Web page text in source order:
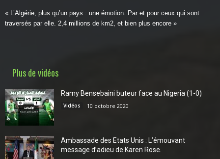
« L’Algérie, plus qu’un pays : une émotion. Par et pour ceux qui sont
traversés par elle. 2,4 millions de km2, et bien plus encore »
Plus de vidéos
Ramy Bensebaini buteur face au Nigeria (1-0)
Vidéos 10 octobre 2020
Ambassade des Etats Unis : L’émouvant
message d’adieu de Karen Rose.